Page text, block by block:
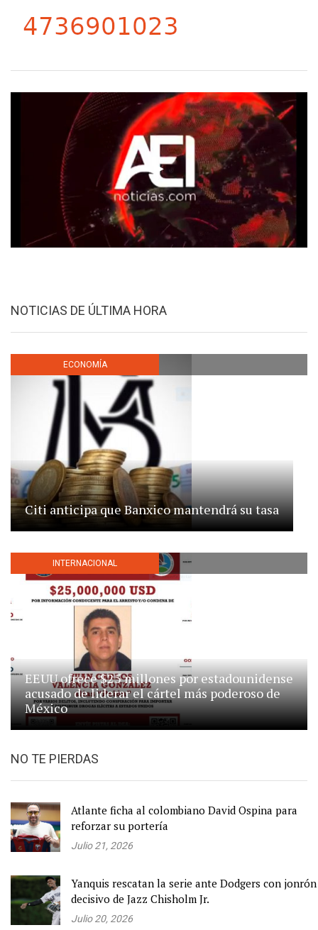
NOTICIAS DE ÚLTIMA HORA
ECONOMÍA
Citi anticipa que Banxico mantendrá su tasa
INTERNACIONAL
EEUU ofrece $25 millones por estadounidense
acusado de liderar el cártel más poderoso de
México
NO TE PIERDAS
Atlante ficha al colombiano David Ospina para
reforzar su portería
Julio 21, 2026
Yanquis rescatan la serie ante Dodgers con jonrón
decisivo de Jazz Chisholm Jr.
Julio 20, 2026